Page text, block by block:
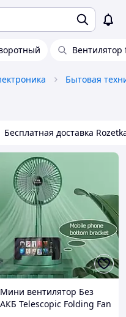
Бытовая
Бесплатная доставка
Мини вентилятор Без
АКБ Telescopic Folding Fan